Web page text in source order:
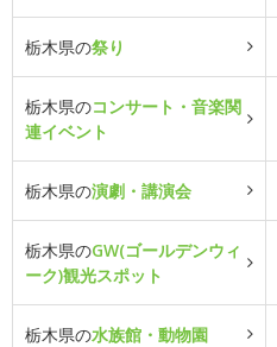
栃木県の祭り
栃木県のコンサート・音楽関
連イベント
栃木県の演劇・講演会
栃木県のGW(ゴールデンウィ
ーク)観光スポット
栃木県の水族館・動物園